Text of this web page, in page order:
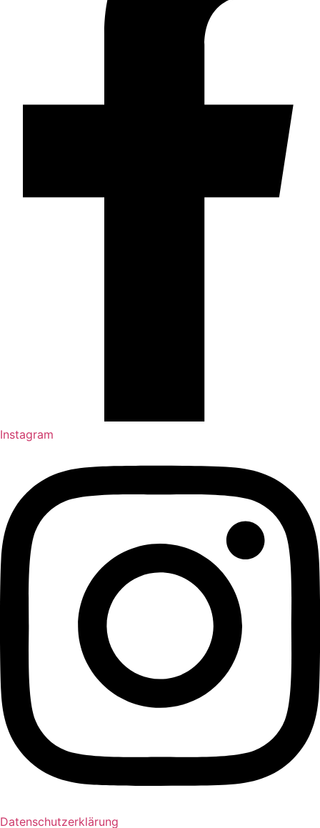
Instagram
Datenschutzerklärung